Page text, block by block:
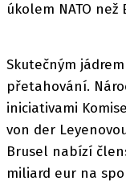
úkolem NATO než
Skutečným
přetahování.
iniciativami
von der
Brusel nabízí
miliard eur na